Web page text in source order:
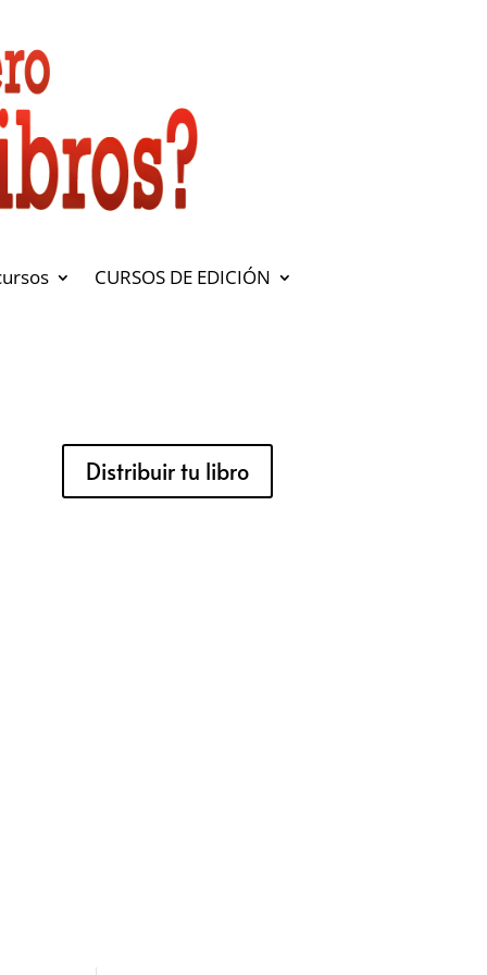
CURSOS DE EDICIÓN
Distribuir tu libro